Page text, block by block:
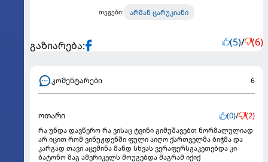
თეგები: არმან ცარუკიანი
გაზიარება: (5)/ (6)
კომენტარები 6
ოთარი (0)/ (2)
რა უნდა დავწერო რა ვისაც ტვინი გიმუშავებთ ნორმალულიად
არ იცით რომ ვინუჟდენში ფული აიღო ქართველმა ბიჭმა და
კარგად თავი აცემინა მანდ სხვას ვერაფერსგაკეთებდა კი
ბატონო მაგ ამერიკელს მოუგებდა მაგრამ იქიქ